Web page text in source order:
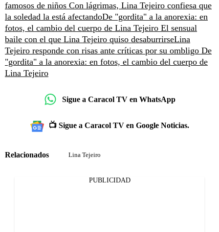
famosos de niños Con lágrimas, Lina Tejeiro confiesa que
la soledad la está afectandoDe "gordita" a la anorexia: en
fotos, el cambio del cuerpo de Lina Tejeiro El sensual
baile con el que Lina Tejeiro quiso desaburrirseLina
Tejeiro responde con risas ante críticas por su ombligo De
"gordita" a la anorexia: en fotos, el cambio del cuerpo de
Lina Tejeiro
Sigue a Caracol TV en WhatsApp
📺 Sigue a Caracol TV en Google Noticias.
Relacionados Lina Tejeiro
PUBLICIDAD